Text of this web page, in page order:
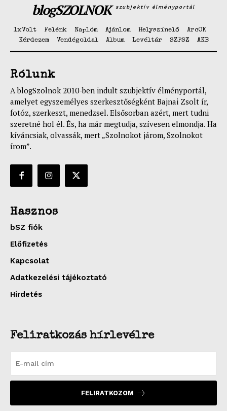
blogSZOLNOK szubjektív élményportál
1xVolt Felénk Naplóm Ajánlom Helyszínelő
ArcOK
Kérdezem
Vendégoldal Album Levéltár SZPSZ AKB
Rólunk
A blogSzolnok 2010-ben indult szubjektív élményportál,
amelyet egyszemélyes szerkesztőségként Bajnai Zsolt ír,
fotóz, szerkeszt, menedzsel. Elsősorban azért, mert tudni
szeretné hol él. És, ha már megtudja, szívesen elmondja. Ha
kíváncsiak, olvassák, mert „Szolnokot járom, Szolnokot
írom”.
Hasznos
bSZ fiók
Előfizetés
Kapcsolat
Adatkezelési tájékoztató
Hirdetés
Feliratkozás hírlevélre
FELIRATKOZOM